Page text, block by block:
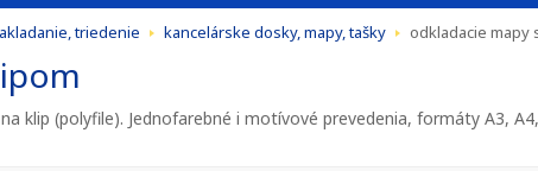
triedenie kancelárske dosky, mapy, tašky odkladacie mapy
klip (polyfile). Jednofarebné i motívové prevedenia, formáty A3,